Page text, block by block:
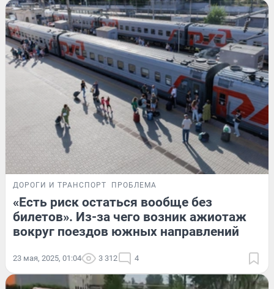
ДОРОГИ И ТРАНСПОРТ ПРОБЛЕМА
«Есть риск остаться вообще без
билетов». Из-за чего возник ажиотаж
вокруг поездов южных направлений
23 мая, 2025, 01:04 3 312 4